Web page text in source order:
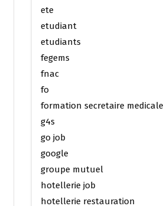
ete
etudiant
etudiants
fegems
fnac
fo
formation secretaire medicale
g4s
go job
google
groupe mutuel
hotellerie job
hotellerie restauration